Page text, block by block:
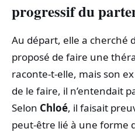
progressif du
Au départ, elle a cherché
proposé de faire une
raconte‑t‑elle, mais son
de le faire, il n’entendait
Selon Chloé, il faisait
peut‑être lié à une forme